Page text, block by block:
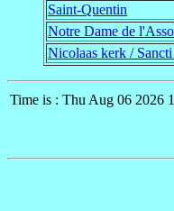
Saint-Quentin
Notre Dame de
Nicolaas kerk /
Time is : Thu Aug 06 2026